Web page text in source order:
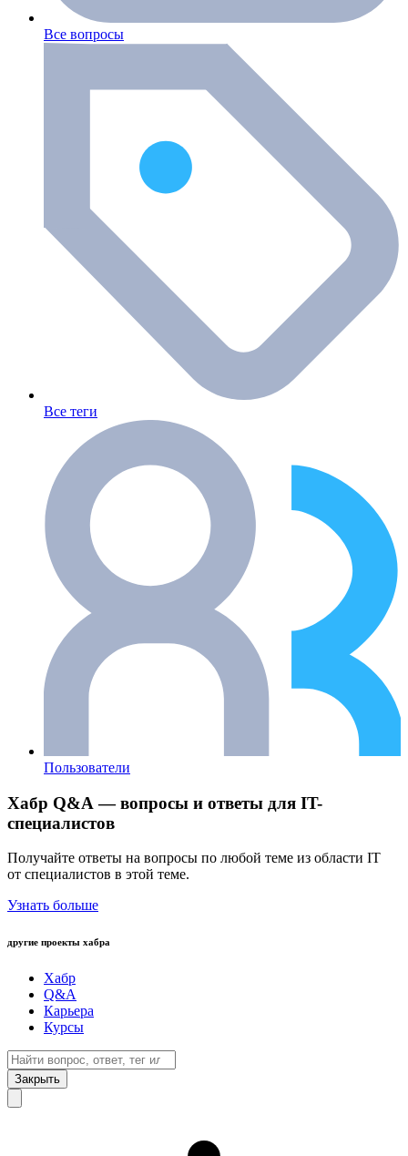
Все вопросы
Все теги
Пользователи
Хабр Q&A — вопросы и ответы для IT-
специалистов
Получайте ответы на вопросы по любой теме из области IT
от специалистов в этой теме.
Узнать больше
другие проекты хабра
Хабр
Q&A
Карьера
Курсы
Закрыть